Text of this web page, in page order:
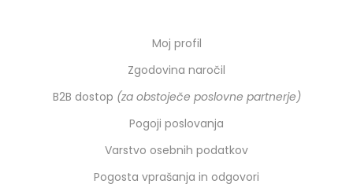
Moj profil
Zgodovina naročil
B2B dostop (za obstoječe poslovne partnerje)
Pogoji poslovanja
Varstvo osebnih podatkov
Pogosta vprašanja in odgovori